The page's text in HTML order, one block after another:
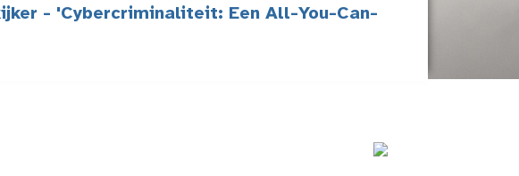
- 'Cybercriminaliteit: Een All-You-Can-